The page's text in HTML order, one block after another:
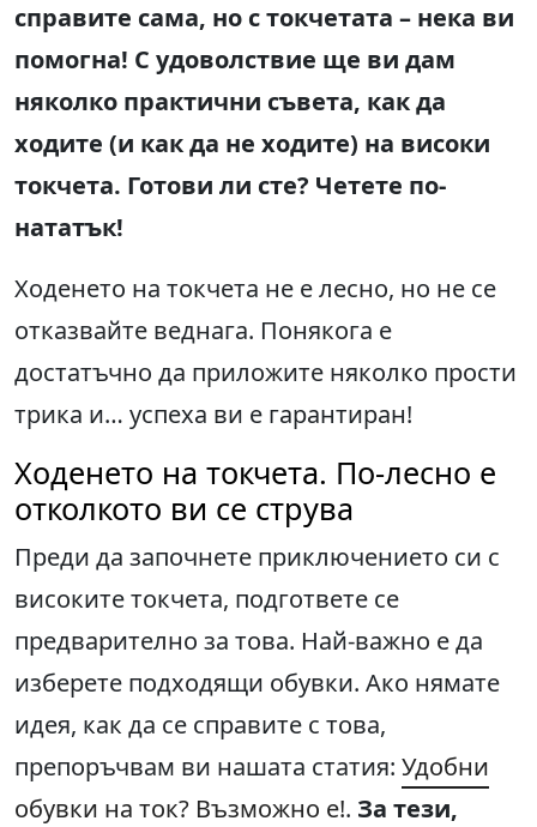
справите сама, но с токчетата – нека ви
помогна! С удоволствие ще ви дам
няколко практични съвета, как да
ходите (и как да не ходите) на високи
токчета. Готови ли сте? Четете по-
нататък!
Ходенето на токчета не е лесно, но не се
отказвайте веднага. Понякога е
достатъчно да приложите няколко прости
трика и… успеха ви е гарантиран!
Ходенето на токчета. По-лесно е
отколкото ви се струва
Преди да започнете приключението си с
високите токчета, подгответе се
предварително за това. Най-важно е да
изберете подходящи обувки. Ако нямате
идея, как да се справите с това,
препоръчвам ви нашата статия: Удобни
обувки на ток? Възможно е!. За тези,